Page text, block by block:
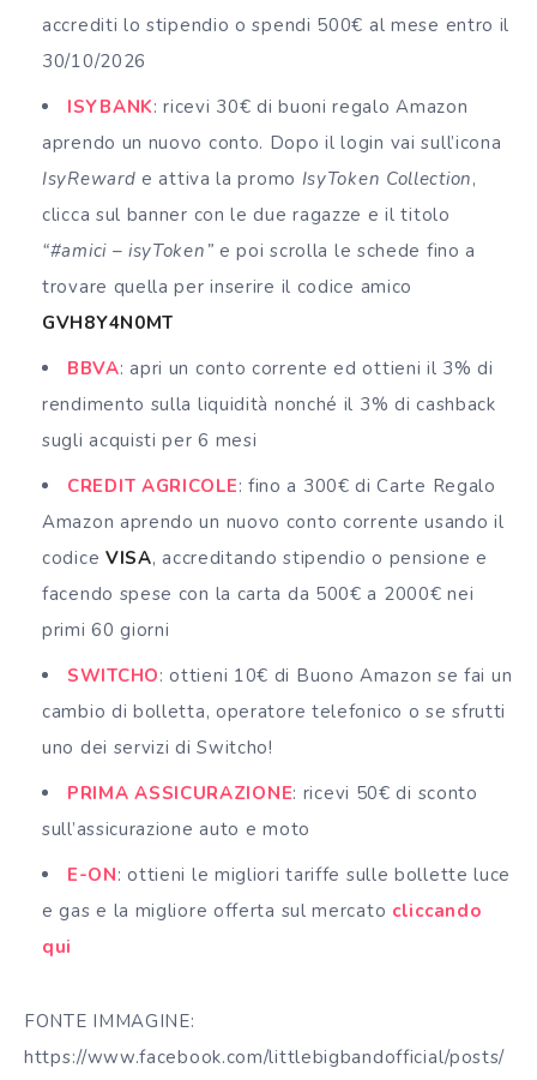
accrediti lo stipendio o spendi 500€ al mese entro il
30/10/2026
ISYBANK: ricevi 30€ di buoni regalo Amazon
aprendo un nuovo conto. Dopo il login vai sull’icona
IsyReward e attiva la promo IsyToken Collection,
clicca sul banner con le due ragazze e il titolo
“#amici – isyToken” e poi scrolla le schede fino a
trovare quella per inserire il codice amico
GVH8Y4N0MT
BBVA: apri un conto corrente ed ottieni il 3% di
rendimento sulla liquidità nonché il 3% di cashback
sugli acquisti per 6 mesi
CREDIT AGRICOLE: fino a 300€ di Carte Regalo
Amazon aprendo un nuovo conto corrente usando il
codice VISA, accreditando stipendio o pensione e
facendo spese con la carta da 500€ a 2000€ nei
primi 60 giorni
SWITCHO: ottieni 10€ di Buono Amazon se fai un
cambio di bolletta, operatore telefonico o se sfrutti
uno dei servizi di Switcho!
PRIMA ASSICURAZIONE: ricevi 50€ di sconto
sull’assicurazione auto e moto
E-ON: ottieni le migliori tariffe sulle bollette luce
e gas e la migliore offerta sul mercato cliccando
qui
FONTE IMMAGINE:
https://www.facebook.com/littlebigbandofficial/posts/